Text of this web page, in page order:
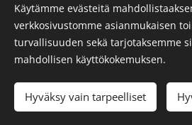
TSKK:n rekisteri- ja
LuotuWebnodella
Käytämme evästeitä
verkkosivustomme asianmukaisen
turvallisuuden sekä tarjotaksemme
mahdollisen käyttökokemuksen.
Hyväksy vain tarpeelliset